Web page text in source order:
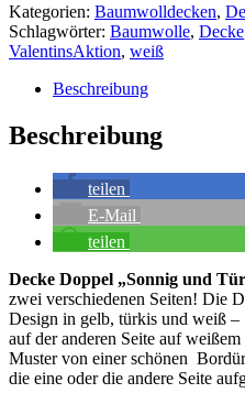
Kategorien: Baumwolldecken,
Schlagwörter: Baumwolle, Decke
ValentinsAktion, weiß
Beschreibung
Beschreibung
teilen
E-Mail
teilen
Decke Doppel „Sonnig und
zwei verschiedenen Seiten! Die
Design in gelb, türkis und weiß
auf der anderen Seite auf
Muster von einer schönen
die eine oder die andere Seite